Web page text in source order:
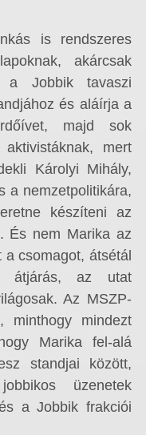
is rendszeres
akárcsak
a Jobbik tavaszi
és aláírja a
majd sok
mert
Károlyi Mihály,
a nemzetpolitikára,
készíteni az
És nem Marika az
csomagot, átsétál
átjárás, az utat
Az MSZP-
minthogy mindezt
Marika fel-alá
standjai között,
üzenetek
a Jobbik frakciói